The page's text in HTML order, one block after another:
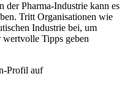
der Pharma-Industrie kann es
Tritt Organisationen wie
Industrie bei, um
Tipps geben
Profil auf